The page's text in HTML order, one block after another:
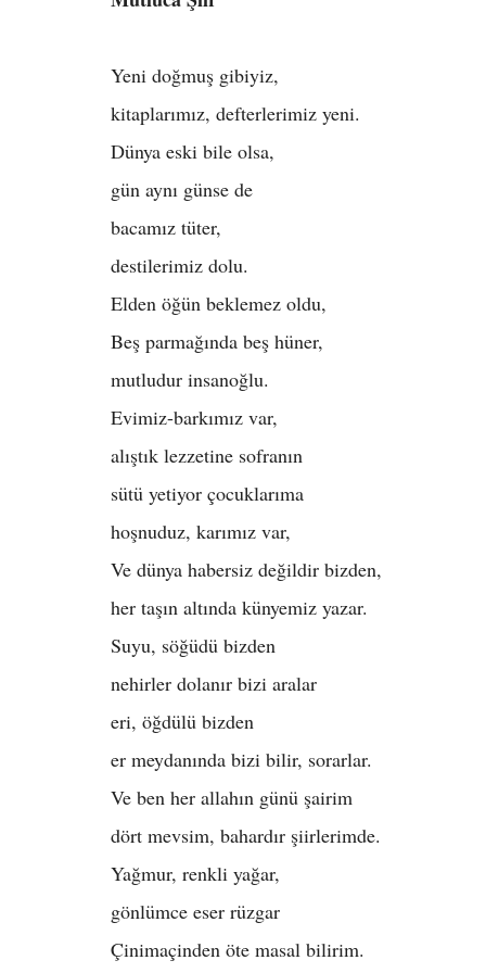
Yeni doğmuş gibiyiz,
kitaplarımız, defterlerimiz yeni.
Dünya eski bile olsa,
gün aynı günse de
bacamız tüter,
destilerimiz dolu.
Elden öğün beklemez oldu,
Beş parmağında beş hüner,
mutludur insanoğlu.
Evimiz-barkımız var,
alıştık lezzetine sofranın
sütü yetiyor çocuklarıma
hoşnuduz, karımız var,
Ve dünya habersiz değildir bizden,
her taşın altında künyemiz yazar.
Suyu, söğüdü bizden
nehirler dolanır bizi aralar
eri, öğdülü bizden
er meydanında bizi bilir, sorarlar.
Ve ben her allahın günü şairim
dört mevsim, bahardır şiirlerimde.
Yağmur, renkli yağar,
gönlümce eser rüzgar
Çinimaçinden öte masal bilirim.